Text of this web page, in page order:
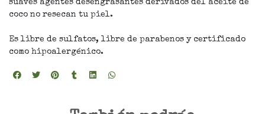
suaves agentes desengrasantes derivados del aceite de
coco no resecan tu piel.
Es libre de sulfatos, libre de parabenos y certificado
como hipoalergénico.